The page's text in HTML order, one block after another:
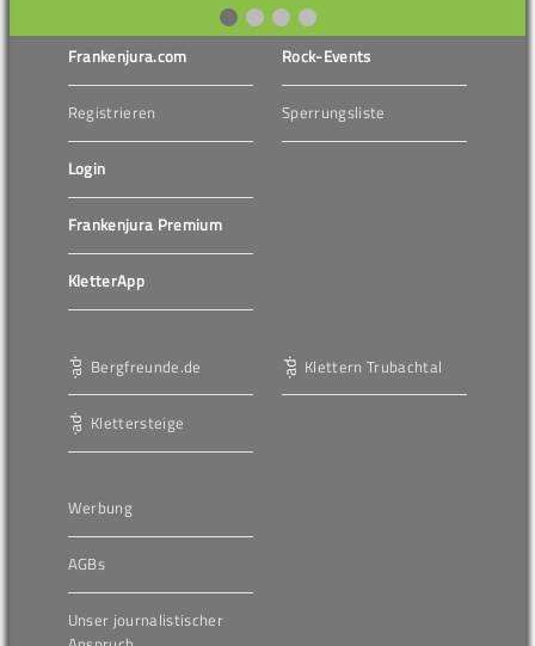
Frankenjura.com
Registrieren
Login
Frankenjura Premium
KletterApp
Rock-Events
Sperrungsliste
Bergfreunde.de
Klettersteige
Klettern Trubachtal
Werbung
AGBs
Unser journalistischer